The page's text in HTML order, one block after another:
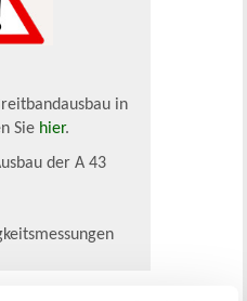
in
Sie hier.
der A 43